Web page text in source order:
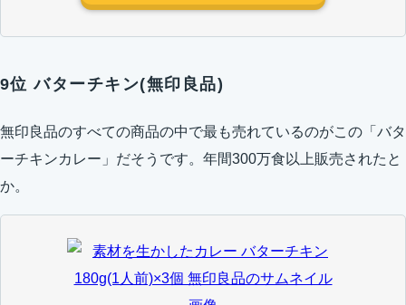
9位 バターチキン(無印良品)
無印良品のすべての商品の中で最も売れているのがこの「バタ
ーチキンカレー」だそうです。年間300万食以上販売されたと
か。